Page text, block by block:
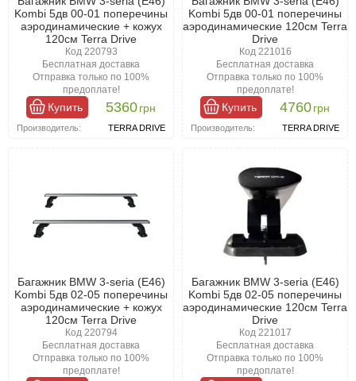
Kombi 5дв 00-01 поперечины
аэродинамические + кожух
120см Terra Drive
Код 220793
Бесплатная доставка
Отправка только по 100%
предоплате!
Купить 5360грн
Производитель: TERRA DRIVE
Kombi 5дв 00-01 поперечины
аэродинамические 120см Terra
Drive
Код 221016
Бесплатная доставка
Отправка только по 100%
предоплате!
Купить 4760грн
Производитель: TERRA DRIVE
Багажник BMW 3-seria (E46)
Kombi 5дв 02-05 поперечины
аэродинамические + кожух
120см Terra Drive
Код 220794
Бесплатная доставка
Отправка только по 100%
предоплате!
Багажник BMW 3-seria (E46)
Kombi 5дв 02-05 поперечины
аэродинамические 120см Terra
Drive
Код 221017
Бесплатная доставка
Отправка только по 100%
предоплате!